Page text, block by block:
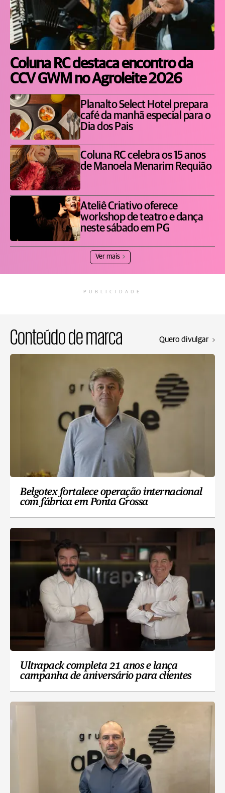
Coluna RC destaca encontro da
CCV GWM no Agroleite 2026
Planalto Select Hotel prepara
café da manhã especial para o
Dia dos Pais
Coluna RC celebra os 15 anos
de Manoela Menarim Requião
Ateliê Criativo oferece
workshop de teatro e dança
neste sábado em PG
Ver mais
PUBLICIDADE
Conteúdo de marca Quero divulgar
Belgotex fortalece operação internacional
com fábrica em Ponta Grossa
Ultrapack completa 21 anos e lança
campanha de aniversário para clientes